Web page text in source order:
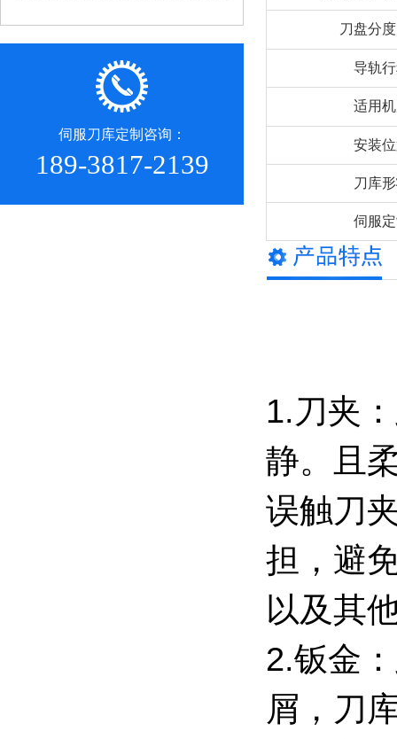
伺服刀库定制咨询：
189-3817-2139
刀盘分
导轨
适用
安装
刀库
伺服
1.刀夹
静。且
误触刀
担，避
以及其
2.钣金
屑，刀